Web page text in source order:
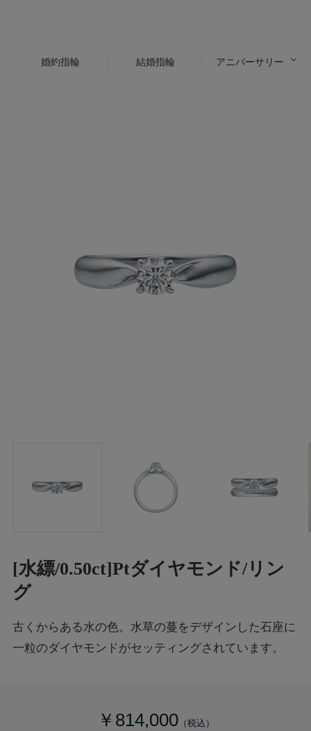
婚約指輪 結婚指輪 アニバーサリー
[水縹/0.50ct]Ptダイヤモンド/リン
グ
古くからある水の色。水草の蔓をデザインした石座に
一粒のダイヤモンドがセッティングされています。
￥814,000